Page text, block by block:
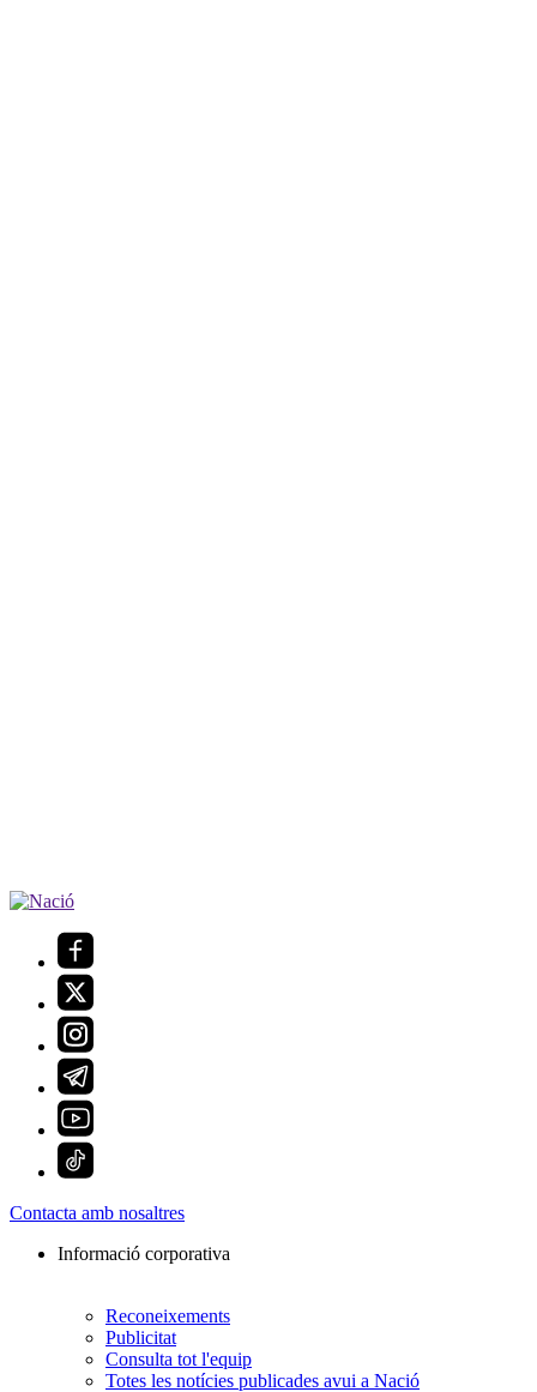
Contacta amb nosaltres
Informació corporativa
Reconeixements
Publicitat
Consulta tot l'equip
Totes les notícies publicades avui a Nació